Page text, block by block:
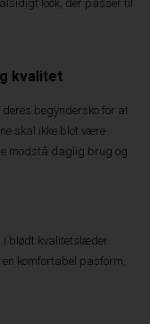
look, der passer til
kvalitet
begyndersko for at
skal ikke blot være
modstå daglig brug og
blødt kvalitetslæder.
komfortabel pasform,